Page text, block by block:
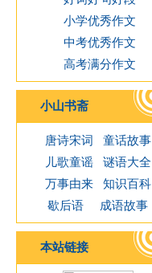
小学优秀作文
中考优秀作文
高考满分作文
小山书斋
唐诗宋词
童话故事
儿歌童谣
谜语大全
万事由来
知识百科
歇后语
成语故事
本站链接